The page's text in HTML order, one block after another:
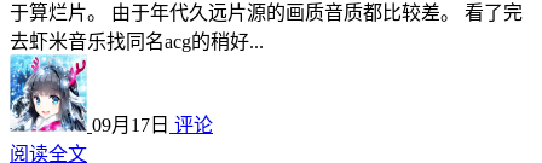
于算烂片。 由于年代久远片源的画质音质都比较差。 看了完
去虾米音乐找同名acg的稍好...
09月17日 评论
阅读全文